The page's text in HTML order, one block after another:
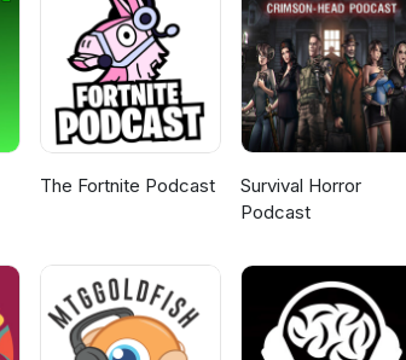
The Fortnite Podcast
Survival Horror
Podcast